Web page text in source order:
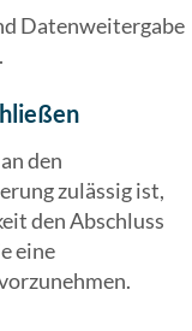
Datenweitergabe
den
zulässig ist,
den Abschluss
eine